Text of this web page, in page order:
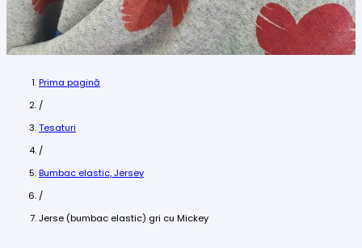
Prima pagină
/
Tesaturi
/
Bumbac elastic, Jersey
/
Jerse (bumbac elastic) gri cu Mickey